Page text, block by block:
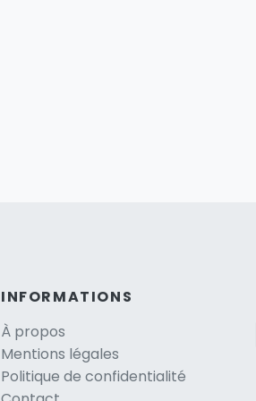
INFORMATIONS
À propos
Mentions légales
Politique de confidentialité